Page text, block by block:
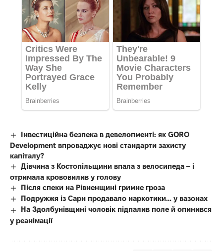
Інвестиційна безпека в девелопменті: як GORO
Development впроваджує нові стандарти захисту
капіталу?
Дівчина з Костопільщини впала з велосипеда – і
отримала крововилив у голову
Після спеки на Рівненщині гримне гроза
Подружжя із Сарн продавало наркотики… у вазонах
На Здолбунівщині чоловік підпалив поле й опинився
у реанімації